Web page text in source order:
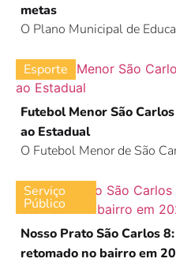
metas
O Plano Municipal de
Esporte
Futebol Menor São
ao Estadual
O Futebol Menor de São
Serviço
Público
Nosso Prato São Carlos
retomado no bairro em